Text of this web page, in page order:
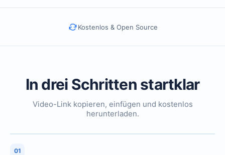
Kostenlos & Open Source
In drei Schritten startklar
Video-Link kopieren, einfügen und kostenlos
herunterladen.
01